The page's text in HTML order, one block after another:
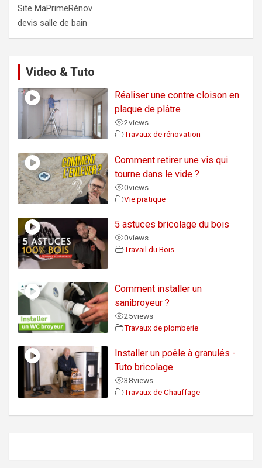
Site MaPrimeRénov
devis salle de bain
Video & Tuto
Réaliser une contre cloison en
plaque de plâtre
2views
Travaux de rénovation
Comment retirer une vis qui
tourne dans le vide ?
0views
Vie pratique
5 astuces bricolage du bois
0views
Travail du Bois
Comment installer un
sanibroyeur ?
25views
Travaux de plomberie
Installer un poêle à granulés -
Tuto bricolage
38views
Travaux de Chauffage